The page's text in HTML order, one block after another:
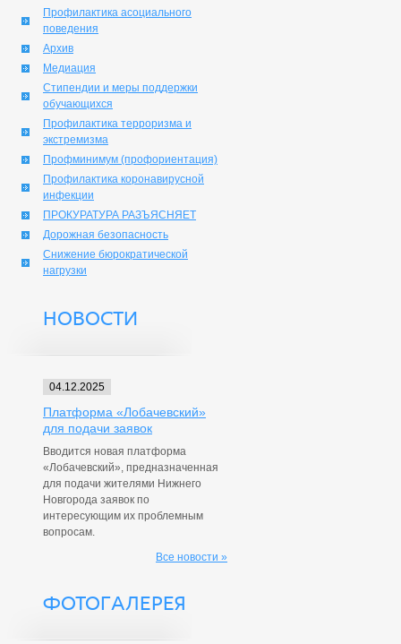
Профилактика асоциального
поведения
Архив
Медиация
Стипендии и меры поддержки
обучающихся
Профилактика терроризма и
экстремизма
Профминимум (профориентация)
Профилактика коронавирусной
инфекции
ПРОКУРАТУРА РАЗЪЯСНЯЕТ
Дорожная безопасность
Снижение бюрократической
нагрузки
НОВОСТИ
04.12.2025
Платформа «Лобачевский»
для подачи заявок
Вводится новая платформа
«Лобачевский», предназначенная
для подачи жителями Нижнего
Новгорода заявок по
интересующим их проблемным
вопросам.
Все новости »
ФОТОГАЛЕРЕЯ